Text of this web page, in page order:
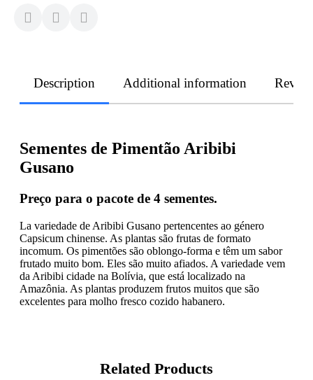
Description Additional information
Sementes de Pimentão Aribibi
Gusano
Preço para o pacote de 4 sementes.
La variedade de Aribibi Gusano pertencentes ao género
Capsicum chinense. As plantas são frutas de formato
incomum. Os pimentões são oblongo-forma e têm um sabor
frutado muito bom. Eles são muito afiados. A variedade vem
da Aribibi cidade na Bolívia, que está localizado na
Amazônia. As plantas produzem frutos muitos que são
excelentes para molho fresco cozido habanero.
Related Products